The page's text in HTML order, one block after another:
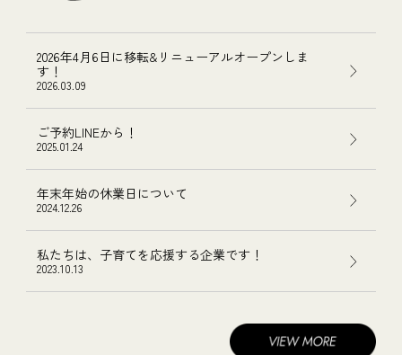
2026年4月6日に移転&リニューアルオープンしま
す！
2026.03.09
ご予約LINEから！
2025.01.24
年末年始の休業日について
2024.12.26
私たちは、子育てを応援する企業です！
2023.10.13